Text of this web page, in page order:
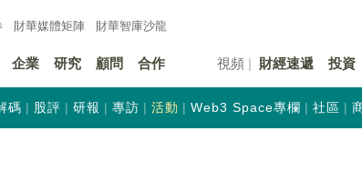
財華媒體矩陣 財華智庫沙龍
企業 研究 顧問 合作 視頻 財經速遞 投資
碼 股評 研報 專訪 活動 Web3 Space專欄 社區